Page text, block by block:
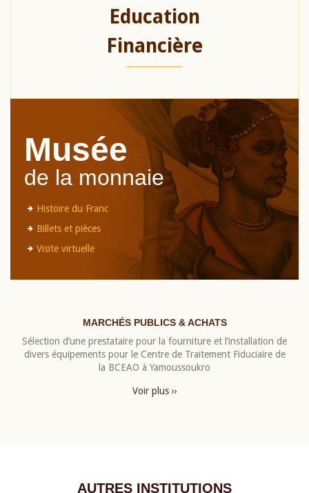
Education
Financière
Musée
de la monnaie
Histoire du Franc
Billets et pièces
Visite virtuelle
MARCHÉS PUBLICS & ACHATS
Sélection d’une prestataire pour la fourniture et l’installation de
divers équipements pour le Centre de Traitement Fiduciaire de
la BCEAO à Yamoussoukro
Voir plus ››
AUTRES INSTITUTIONS